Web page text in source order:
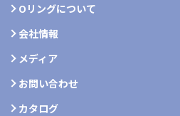
Oリングについて
会社情報
メディア
お問い合わせ
カタログ